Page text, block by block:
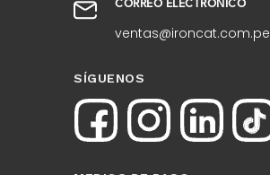
CORREO ELECTRÓNICO
ventas@ironcat.com.pe
SÍGUENOS